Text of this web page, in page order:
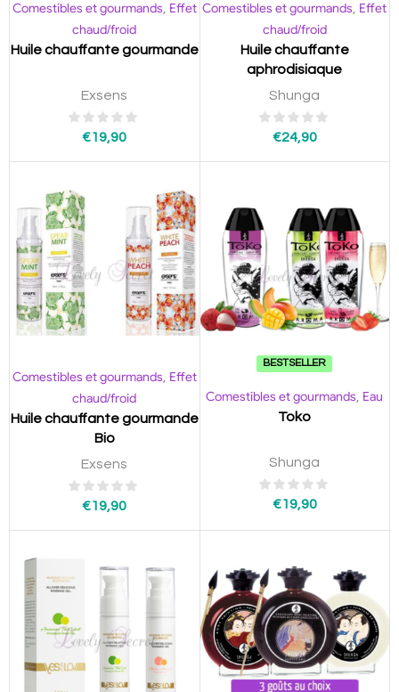
Comestibles et gourmands Effet
chaud/froid
Huile chauffante gourmande
Exsens
€19,90
Comestibles et gourmands Effet
chaud/froid
Huile chauffante
aphrodisiaque
Shunga
€24,90
Comestibles et gourmands Effet
chaud/froid
Huile chauffante gourmande
Bio
Exsens
€19,90
BESTSELLER
Comestibles et gourmands Eau
Toko
Shunga
€19,90